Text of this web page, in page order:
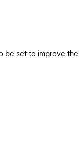
be set to improve